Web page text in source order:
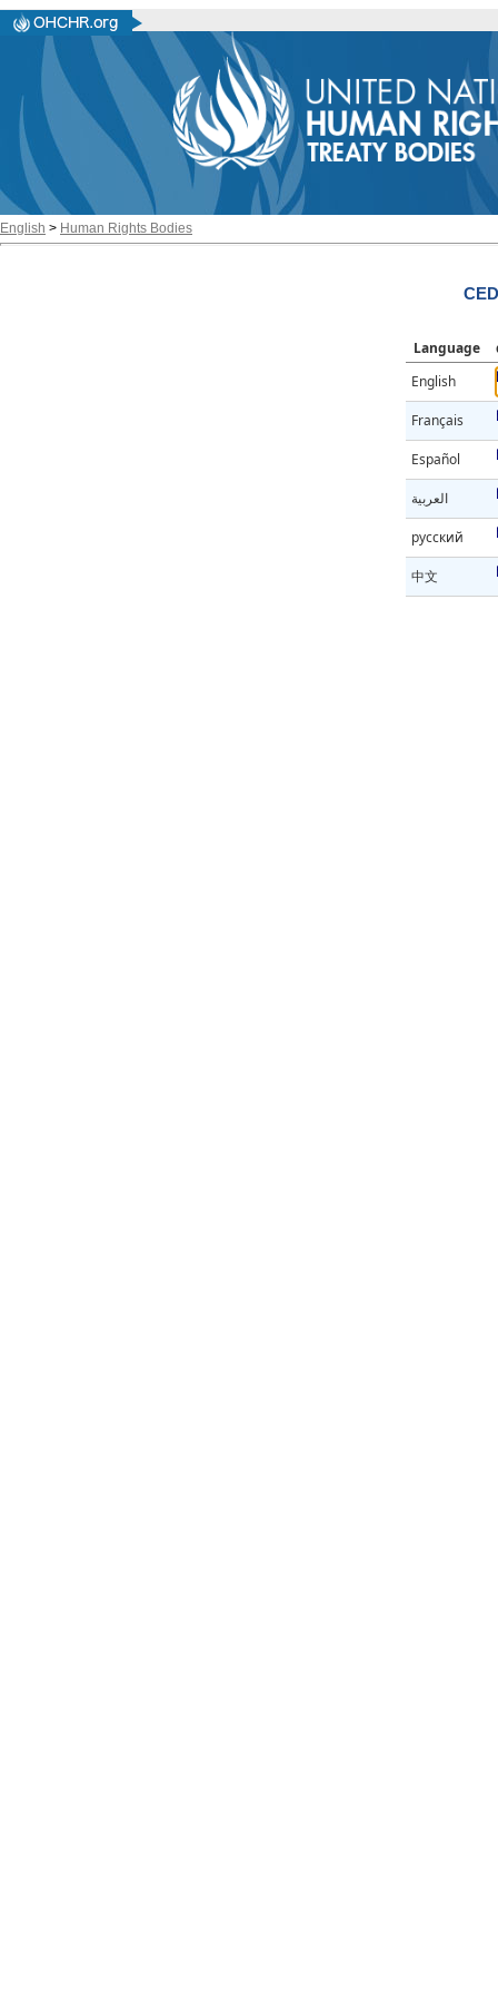
English > Human Rights Bodies
Language
English
Français
Español
العربية
русский
中文